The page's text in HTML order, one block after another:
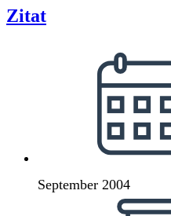
verlinken?
Zitat
veröffentlicht:
September 2004